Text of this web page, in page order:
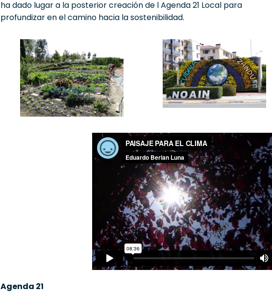
ha dado lugar a la posterior creación de l Agenda 21 Local para
profundizar en el camino hacia la sostenibilidad.
Agenda 21